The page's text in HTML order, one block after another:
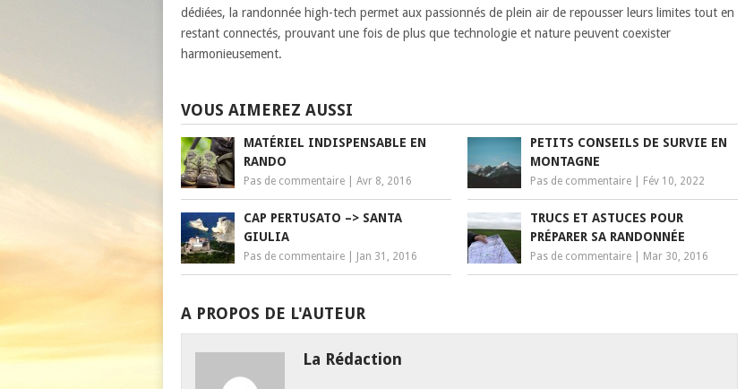
dédiées, la randonnée high-tech permet aux passionnés de plein air de repousser leurs limites tout en
restant connectés, prouvant une fois de plus que technologie et nature peuvent coexister
harmonieusement.
VOUS AIMEREZ AUSSI
MATÉRIEL INDISPENSABLE EN
RANDO
Pas de commentaire Avr 8, 2016
PETITS CONSEILS DE SURVIE EN
MONTAGNE
Pas de commentaire Fév 10, 2022
CAP PERTUSATO –> SANTA
GIULIA
Pas de commentaire Jan 31, 2016
TRUCS ET ASTUCES POUR
PRÉPARER SA RANDONNÉE
Pas de commentaire Mar 30, 2016
A PROPOS DE L'AUTEUR
La Rédaction